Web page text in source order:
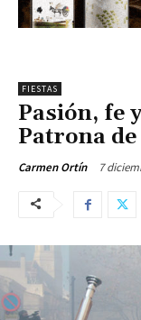
FIESTAS
Pasión, fe
Patrona
Carmen Ortín 7